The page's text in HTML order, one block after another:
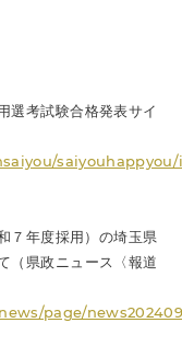
選考試験合格発表サイ
７年度採用）の埼玉県
（県政ニュース〈報道
page/